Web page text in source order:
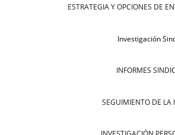
ESTRATEGIA Y OPCIONES DE
Investigación
INFORMES
SEGUIMIENTO DE LA